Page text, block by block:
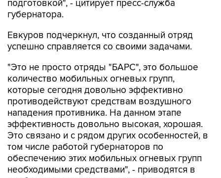
Евкуров подчеркнул, что созданный отряд
"Это не просто отряды "БАРС", это большое
которые сегодня довольно эффективно
противодействуют средствам воздушного
нападения противника. На данном этапе
эффективность довольно высокая, хорошая.
Это связано и с рядом других особенностей, в
том числе работой губернаторов по
обеспечению этих мобильных огневых групп
необходимыми средствами", - приводятся в
сообщении слова заместителя министра
обороны РФ.